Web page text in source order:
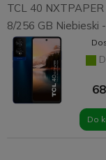
TCL 40
8/256 GB Niebieski
Do